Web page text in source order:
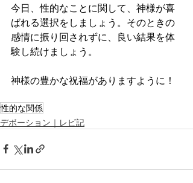
今日、性的なことに関して、神様が喜
ばれる選択をしましょう。そのときの
感情に振り回されずに、良い結果を体
験し続けましょう。
神様の豊かな祝福がありますように！
性的な関係
デボーション｜レビ記